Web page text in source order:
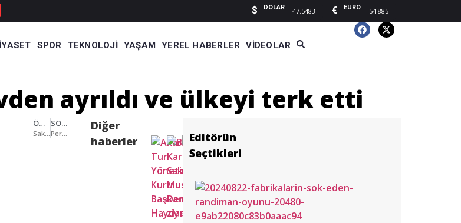
$ DOLAR 47.5483 € EURO 54.885
SPOR TEKNOLOJI YAŞAM YEREL HABERLER VIDEOLAR
ayrıldı ve ülkeyi terk etti
ÖNCEKI HABER
Sakarya Voleybol 3 Beykoz Belediye 0
SONRAKI HABER
Perinçek “Neyin bayramını kutluyorsunuz?”
Diğer
haberler
Editörün
Seçtikleri